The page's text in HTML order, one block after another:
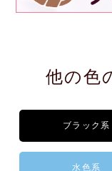
他の色
ブラック系
水色系